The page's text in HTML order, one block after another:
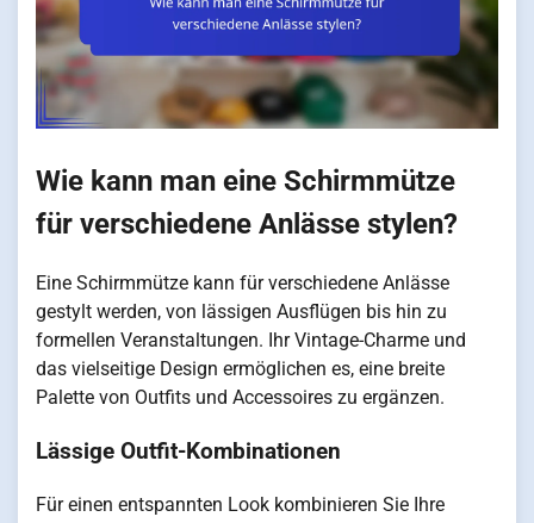
Wie kann man eine Schirmmütze
für verschiedene Anlässe stylen?
Eine Schirmmütze kann für verschiedene Anlässe
gestylt werden, von lässigen Ausflügen bis hin zu
formellen Veranstaltungen. Ihr Vintage-Charme und
das vielseitige Design ermöglichen es, eine breite
Palette von Outfits und Accessoires zu ergänzen.
Lässige Outfit-Kombinationen
Für einen entspannten Look kombinieren Sie Ihre